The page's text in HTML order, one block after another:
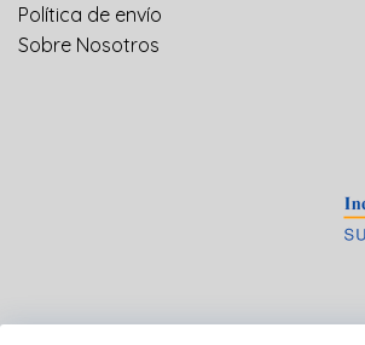
Política de envío
Sobre Nosotros